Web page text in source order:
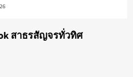
สาธรสัญจรทั่วทิศ